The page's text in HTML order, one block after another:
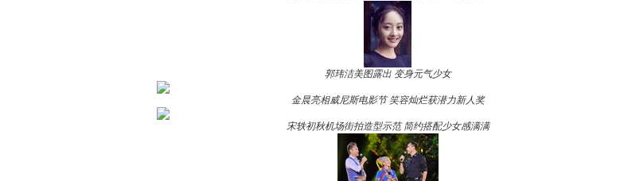
郭玮洁美图露出 变身元气少女
金晨亮相威尼斯电影节 笑容灿烂获潜力新人奖
宋轶初秋机场街拍造型示范 简约搭配少女感满满